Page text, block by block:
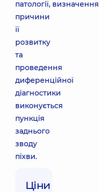
патології, визначення
причини
її
розвитку
та
проведення
диференційної
діагностики
виконується
пункція
заднього
зводу
піхви.
Ціни